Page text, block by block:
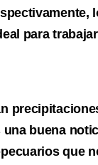
para
una buena
que